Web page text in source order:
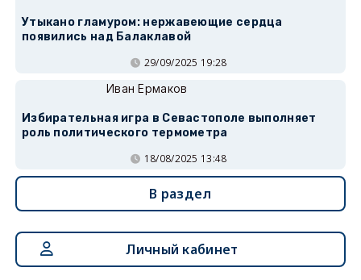
Утыкано гламуром: нержавеющие сердца
появились над Балаклавой
29/09/2025 19:28
Иван Ермаков
Избирательная игра в Севастополе выполняет
роль политического термометра
18/08/2025 13:48
В раздел
Личный кабинет